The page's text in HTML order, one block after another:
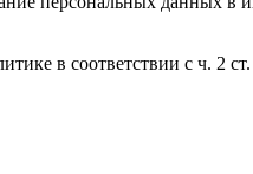
в соответствии с ч. 2